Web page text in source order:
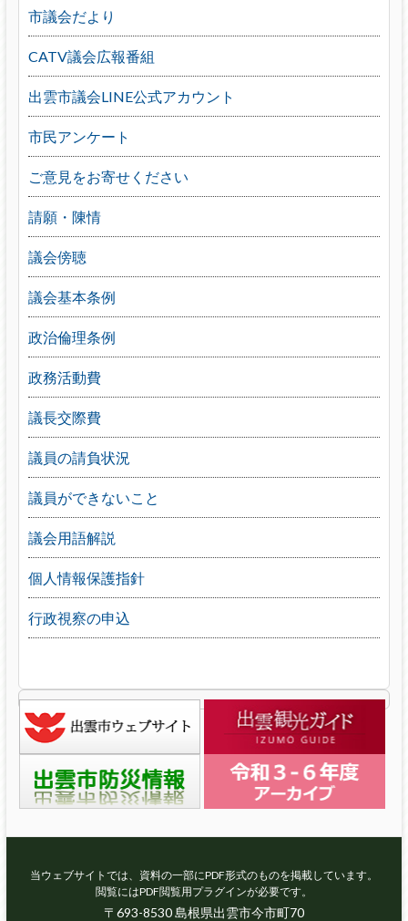
市議会だより
CATV議会広報番組
出雲市議会LINE公式アカウント
市民アンケート
ご意見をお寄せください
請願・陳情
議会傍聴
議会基本条例
政治倫理条例
政務活動費
議長交際費
議員の請負状況
議員ができないこと
議会用語解説
個人情報保護指針
行政視察の申込
当ウェブサイトでは、資料の一部にPDF形式のものを掲載しています。
閲覧にはPDF閲覧用プラグインが必要です。
〒693-8530 島根県出雲市今市町70